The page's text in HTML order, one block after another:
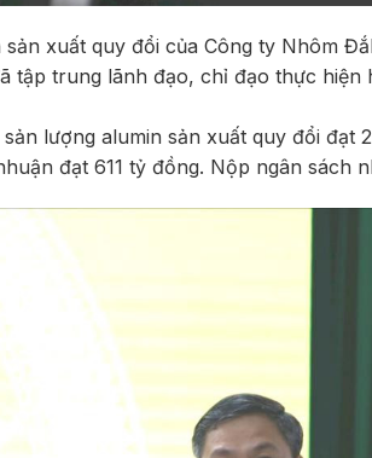
xuất quy đổi của Công ty Nhôm
tập trung lãnh đạo, chỉ đạo thực
lượng alumin sản xuất quy đổi đạt
đạt 611 tỷ đồng. Nộp ngân sách